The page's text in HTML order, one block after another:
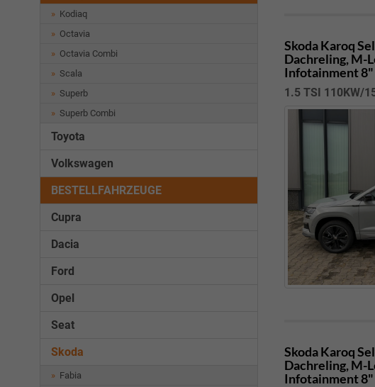
Skoda Karoq
Dachreling, M-
Infotainment
1.5 TSI 110KW/
Skoda Karoq
Dachreling, M-
Infotainment
Kodiaq
Octavia
Octavia Combi
Scala
Superb
Superb Combi
Toyota
Volkswagen
BESTELLFAHRZEUGE
Cupra
Dacia
Ford
Opel
Seat
Skoda
Fabia